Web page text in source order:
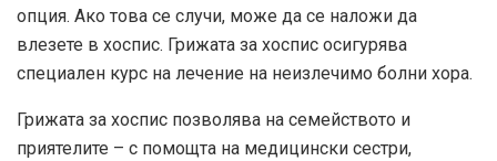
опция. Ако това се случи, може да се наложи да
влезете в хоспис. Грижата за хоспис осигурява
специален курс на лечение на неизлечимо болни хора.
Грижата за хоспис позволява на семейството и
приятелите – с помощта на медицински сестри,